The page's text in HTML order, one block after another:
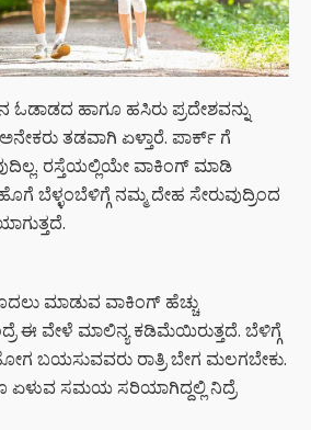
ಮುಖ್ಯಮಂತ್ರಿ
ಸಿದ್ದರಾಮಯ್ಯ
ರಾಜೀನಾಮೆ
ಘೋಷಣೆ –
ಡಿಕೆ
ಶಿವಕುಮಾರ್
ಮುಂದಿನ
ಕಡಿಮೆ ಬೆಲೆಯ
ಸನ್‌ಗ್ಲಾಸ್
ಧರಿಸುತ್ತೀರಾ?
ಹಾಗಾದರೆ ಈ
ಅಪಾಯಗಳ
ಹಾಗೂ ಹಸಿರು ಪ್ರದೇಶವನ್ನು
ತಡವಾಗಿ ಏಳ್ತಾರೆ. ಪಾರ್ಕ್ ಗೆ
ರಸ್ತೆಯಲ್ಲಿಯೇ ವಾಕಿಂಗ್ ಮಾಡಿ
ಬೆಳ್ಳಂಬೆಳಿಗ್ಗೆ ನಮ್ಮ ದೇಹ ಸೇರುವುದ್ರಿಂದ
ಮಾಡುವ ವಾಕಿಂಗ್ ಹೆಚ್ಚು
ಈ ವೇಳೆ ಮಾಲಿನ್ಯ ಕಡಿಮೆಯಿರುತ್ತದೆ. ಬೆಳಿಗ್ಗೆ
ಬಯಸುವವರು ರಾತ್ರಿ ಬೇಗ ಮಲಗಬೇಕು.
ಏಳುವ ಸಮಯ ಸರಿಯಾಗಿದ್ದಲ್ಲಿ ನಿದ್ರೆ